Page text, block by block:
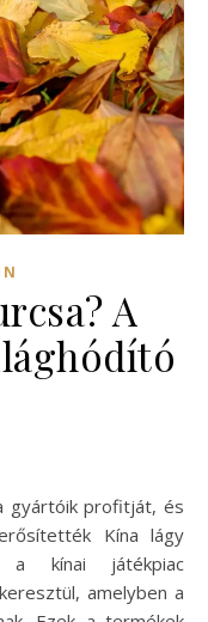
A
Kína lágy
a kínai játékpiac
amelyben a